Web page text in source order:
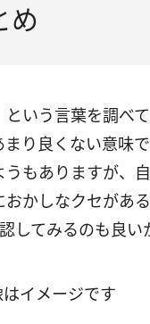
め
という言葉を調べ
まり良くない意味
うもありますが、
おかしなクセがあ
してみるのも良い
イメージです